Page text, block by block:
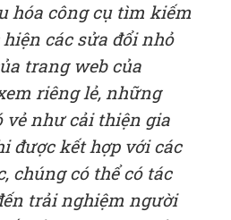
hóa công cụ tìm kiếm
các sửa đổi nhỏ
trang web của
riêng lẻ, những
vẻ như cải thiện gia
được kết hợp với các
chúng có thể có tác
trải nghiệm người